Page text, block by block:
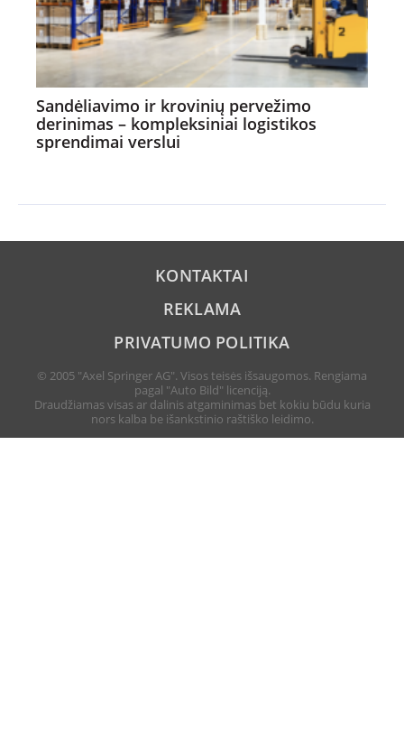
Sandėliavimo ir krovinių pervežimo
derinimas – kompleksiniai logistikos
sprendimai verslui
KONTAKTAI
REKLAMA
PRIVATUMO POLITIKA
© 2005 "Axel Springer AG". Visos teisės išsaugomos. Rengiama
pagal "Auto Bild" licenciją.
Draudžiamas visas ar dalinis atgaminimas bet kokiu būdu kuria
nors kalba be išankstinio raštiško leidimo.